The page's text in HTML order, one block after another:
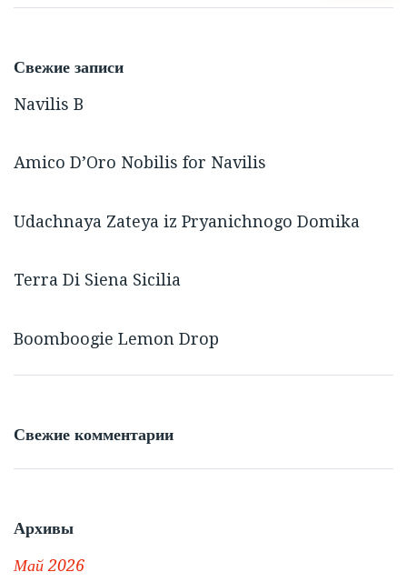
Свежие записи
Navilis B
Amico D’Oro Nobilis for Navilis
Udachnaya Zateya iz Pryanichnogo Domika
Terra Di Siena Sicilia
Boomboogie Lemon Drop
Свежие комментарии
Архивы
Май 2026